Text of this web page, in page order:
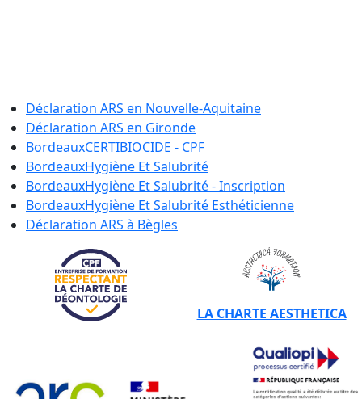
Déclaration ARS en Nouvelle-Aquitaine
Déclaration ARS en Gironde
BordeauxCERTIBIOCIDE - CPF
BordeauxHygiène Et Salubrité
BordeauxHygiène Et Salubrité - Inscription
BordeauxHygiène Et Salubrité Esthéticienne
Déclaration ARS à Bègles
LA CHARTE AESTHETICA